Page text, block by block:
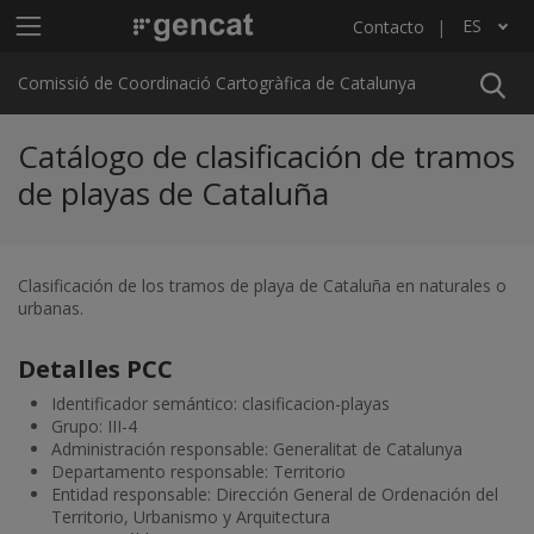
Menú principal C4 Contacto ES
Lista adicional de acciones
Comissió de Coordinació Cartogràfica de Catalunya
Catálogo de clasificación de tramos
de playas de Cataluña
Clasificación de los tramos de playa de Cataluña en naturales o
urbanas.
Detalles PCC
Identificador semántico: clasificacion-playas
Grupo: III-4
Administración responsable: Generalitat de Catalunya
Departamento responsable: Territorio
Entidad responsable: Dirección General de Ordenación del
Territorio, Urbanismo y Arquitectura